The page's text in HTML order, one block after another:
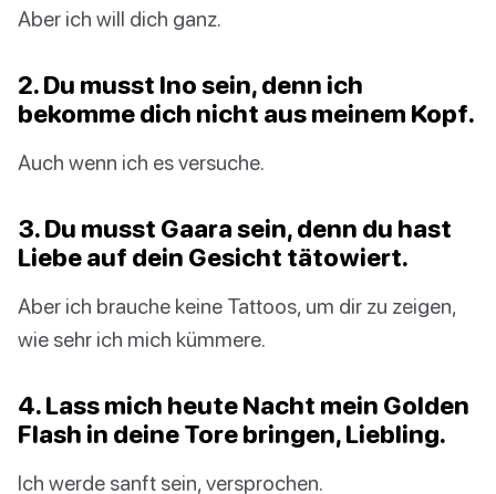
Aber ich will dich ganz.
2. Du musst Ino sein, denn ich
bekomme dich nicht aus meinem Kopf.
Auch wenn ich es versuche.
3. Du musst Gaara sein, denn du hast
Liebe auf dein Gesicht tätowiert.
Aber ich brauche keine Tattoos, um dir zu zeigen,
wie sehr ich mich kümmere.
4. Lass mich heute Nacht mein Golden
Flash in deine Tore bringen, Liebling.
Ich werde sanft sein, versprochen.